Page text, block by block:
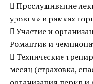
 Прослушивание
уровня» в рамках
 Участие и
Романтик и
 Технические
месяц (страховка,